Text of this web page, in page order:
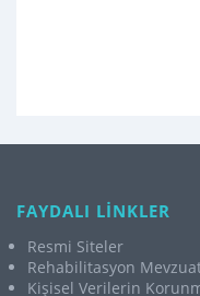
FAYDALI LİNKLER
Resmi Siteler
Rehabilitasyon
Kişisel Verilerin